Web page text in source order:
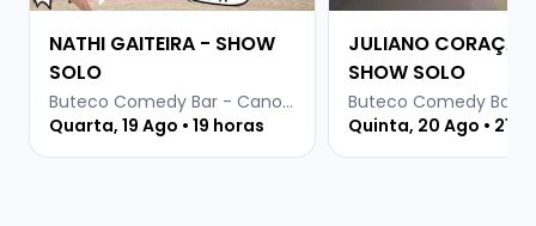
NATHI GAITEIRA - SHOW
SOLO
Buteco Comedy Bar - Canoas
Quarta, 19 Ago • 19 horas
JULIANO
SHOW SOLO
Quinta, 20 Ago •